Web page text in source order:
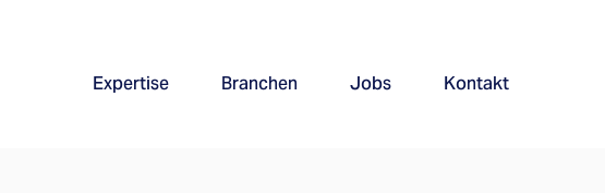
Expertise Branchen Jobs Kontakt